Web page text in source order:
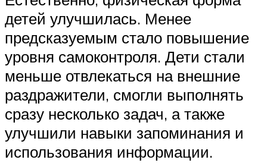
детей улучшилась. Менее
предсказуемым стало повышение
уровня самоконтроля. Дети стали
меньше отвлекаться на внешние
раздражители, смогли выполнять
сразу несколько задач, а также
улучшили навыки запоминания и
использования информации.